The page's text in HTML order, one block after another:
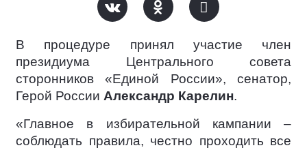
В процедуре принял участие член
президиума Центрального совета
сторонников «Единой России», сенатор,
Герой России Александр Карелин.
«Главное в избирательной кампании –
соблюдать правила, честно проходить все